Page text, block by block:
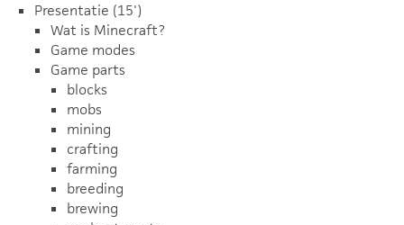
Presentatie (15')
Wat is Minecraft?
Game modes
Game parts
blocks
mobs
mining
crafting
farming
breeding
brewing